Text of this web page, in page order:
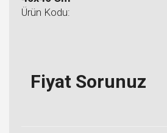
Ürün Kodu:
Fiyat Sorunuz